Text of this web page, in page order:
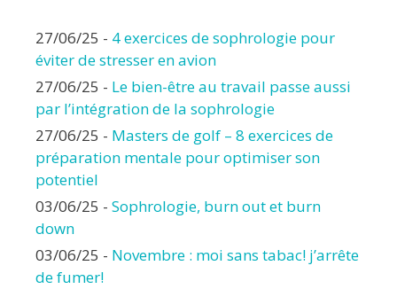
27/06/25 - 4 exercices de sophrologie pour
éviter de stresser en avion
27/06/25 - Le bien-être au travail passe aussi
par l’intégration de la sophrologie
27/06/25 - Masters de golf – 8 exercices de
préparation mentale pour optimiser son
potentiel
03/06/25 - Sophrologie, burn out et burn
down
03/06/25 - Novembre : moi sans tabac! j’arrête
de fumer!